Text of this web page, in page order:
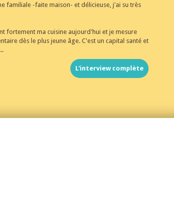
familiale -faite maison- et délicieuse, j'ai su très
fortement ma cuisine aujourd'hui et je mesure
dès le plus jeune âge. C'est un capital santé et
L'interview complète